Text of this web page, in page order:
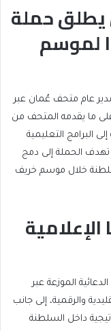
يطلق حملة
لموسم
عام متحف عُمان عبر
ما يقدمه المتحف من
البرامج التعليمية
الحملة إلى دمج
خلال موسم خريف
الموزعة عبر
والرقمية، إلى جانب
داخل السلطنة